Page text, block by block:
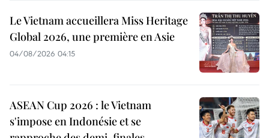
Le Vietnam accueillera Miss Heritage
Global 2026, une première en Asie
04/08/2026 04:15
ASEAN Cup 2026 : le Vietnam
s'impose en Indonésie et se